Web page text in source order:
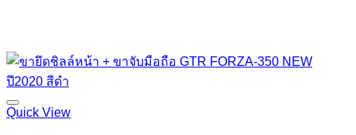
Quick View